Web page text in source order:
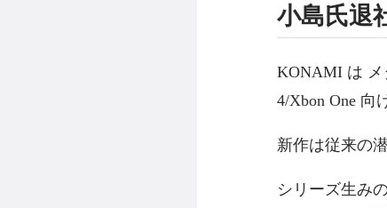
小島氏退
KONAMI は メ
4/Xbon One 向
新作は従来の
シリーズ生み